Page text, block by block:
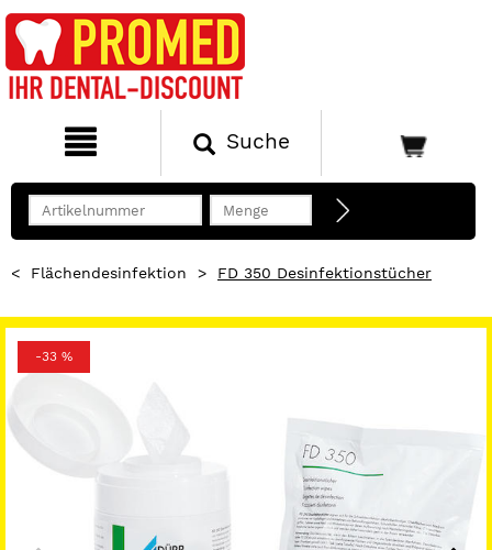
Suche
< Flächendesinfektion > FD 350 Desinfektionstücher
-33 %